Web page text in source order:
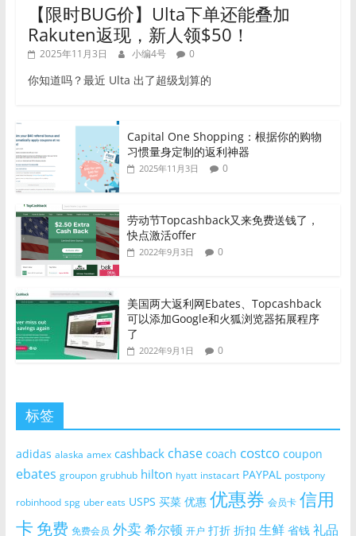
【限时BUG价】Ulta下单还能叠加
Rakuten返现，新人领$50！
2025年11月3日 小编4号 0
你知道吗？最近 Ulta 出了超级划算的
Capital One Shopping：根据你的购物
习惯量身定制的返利神器
2025年11月3日 0
劳动节Topcashback又来免费送钱了，
快点激活offer
2022年9月3日 0
美国两大返利网Ebates、Topcashback
可以添加Google和火狐浏览器拓展程序
了
2022年9月1日 0
标签
adidas alaska amex cashback chase coach costco coupon
ebates groupon grubhub hilton hyatt instacart PAYPAL postpony
robinhood spg uber eats USPS 买菜 优惠 优惠券 会员卡 信用
卡 免费 免费会员 外卖希尔顿 开户 打折 折扣 生鲜 省钱 礼品